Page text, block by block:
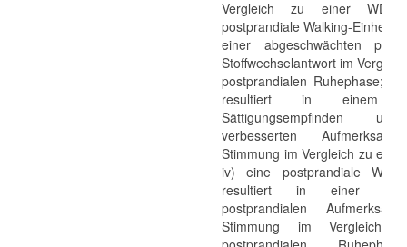
Vergleich zu einer WD;
postprandiale Walking-Einheit
einer abgeschwächten
Stoffwechselantwort im
postprandialen Ruhephase;
resultiert in einem
Sättigungsempfinden
verbesserten
Stimmung im Vergleich zu
iv) eine postprandiale
resultiert in einer
postprandialen
Stimmung im Vergleich